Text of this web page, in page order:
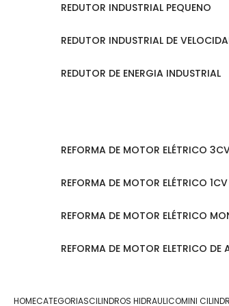
REDUTOR INDUSTRIAL PEQUENO
REDUTOR INDUSTRIAL DE
REDUTOR DE ENERGIA INDUSTRIAL
REFORMA DE MOTOR ELÉTRICO
REFORMA DE MOTOR ELÉTRICO 1CV
REFORMA DE MOTOR ELÉTRICO
REFORMA DE MOTOR ELETRICO
HOMECATEGORIASCILINDROS HIDRAULICOMINI